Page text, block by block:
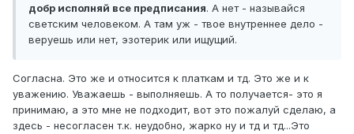
добр исполняй все предписания. А нет - называйся
светским человеком. А там уж - твое внутреннее дело -
веруешь или нет, эзотерик или ищущий.
Согласна. Это же и относится к платкам и тд. Это же и к
уважению. Уважаешь - выполняешь. А то получается- это я
принимаю, а это мне не подходит, вот это пожалуй сделаю, а
здесь - несогласен т.к. неудобно, жарко ну и тд и тд...Это